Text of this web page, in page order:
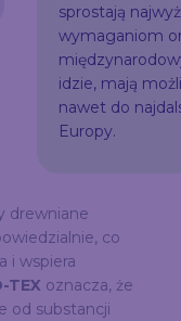
sprostają
wymaganiom
idzie, mają
nawet do
Europy.
drewniane
co
i wspiera
TEX oznacza, że
od substancji